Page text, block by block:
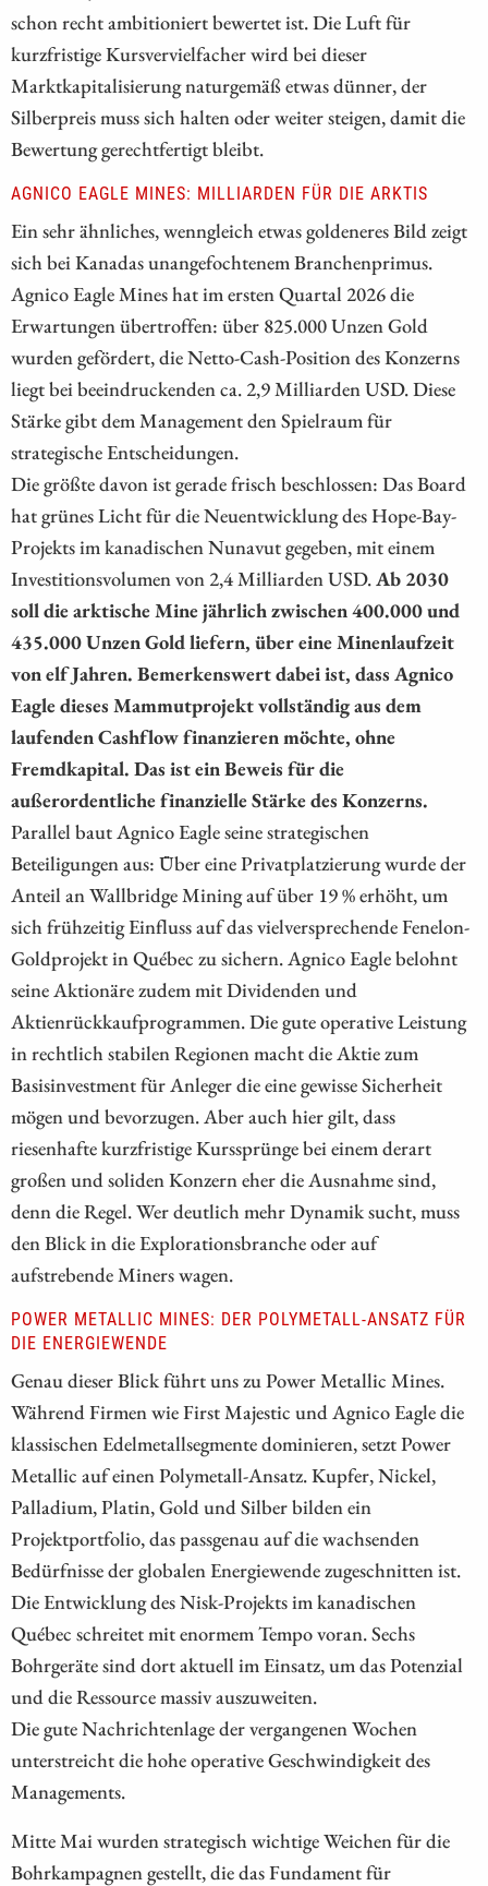
schon recht ambitioniert bewertet ist. Die Luft für
kurzfristige Kursvervielfacher wird bei dieser
Marktkapitalisierung naturgemäß etwas dünner, der
Silberpreis muss sich halten oder weiter steigen, damit die
Bewertung gerechtfertigt bleibt.
AGNICO EAGLE MINES: MILLIARDEN FÜR DIE ARKTIS
Ein sehr ähnliches, wenngleich etwas goldeneres Bild zeigt
sich bei Kanadas unangefochtenem Branchenprimus.
Agnico Eagle Mines hat im ersten Quartal 2026 die
Erwartungen übertroffen: über 825.000 Unzen Gold
wurden gefördert, die Netto-Cash-Position des Konzerns
liegt bei beeindruckenden ca. 2,9 Milliarden USD. Diese
Stärke gibt dem Management den Spielraum für
strategische Entscheidungen.
Die größte davon ist gerade frisch beschlossen: Das Board
hat grünes Licht für die Neuentwicklung des Hope-Bay-
Projekts im kanadischen Nunavut gegeben, mit einem
Investitionsvolumen von 2,4 Milliarden USD. Ab 2030
soll die arktische Mine jährlich zwischen 400.000 und
435.000 Unzen Gold liefern, über eine Minenlaufzeit
von elf Jahren. Bemerkenswert dabei ist, dass Agnico
Eagle dieses Mammutprojekt vollständig aus dem
laufenden Cashflow finanzieren möchte, ohne
Fremdkapital. Das ist ein Beweis für die
außerordentliche finanzielle Stärke des Konzerns.
Parallel baut Agnico Eagle seine strategischen
Beteiligungen aus: Über eine Privatplatzierung wurde der
Anteil an Wallbridge Mining auf über 19 % erhöht, um
sich frühzeitig Einfluss auf das vielversprechende Fenelon-
Goldprojekt in Québec zu sichern. Agnico Eagle belohnt
seine Aktionäre zudem mit Dividenden und
Aktienrückkaufprogrammen. Die gute operative Leistung
in rechtlich stabilen Regionen macht die Aktie zum
Basisinvestment für Anleger die eine gewisse Sicherheit
mögen und bevorzugen. Aber auch hier gilt, dass
riesenhafte kurzfristige Kurssprünge bei einem derart
großen und soliden Konzern eher die Ausnahme sind,
denn die Regel. Wer deutlich mehr Dynamik sucht, muss
den Blick in die Explorationsbranche oder auf
aufstrebende Miners wagen.
POWER METALLIC MINES: DER POLYMETALL-ANSATZ FÜR
DIE ENERGIEWENDE
Genau dieser Blick führt uns zu Power Metallic Mines.
Während Firmen wie First Majestic und Agnico Eagle die
klassischen Edelmetallsegmente dominieren, setzt Power
Metallic auf einen Polymetall-Ansatz. Kupfer, Nickel,
Palladium, Platin, Gold und Silber bilden ein
Projektportfolio, das passgenau auf die wachsenden
Bedürfnisse der globalen Energiewende zugeschnitten ist.
Die Entwicklung des Nisk-Projekts im kanadischen
Québec schreitet mit enormem Tempo voran. Sechs
Bohrgeräte sind dort aktuell im Einsatz, um das Potenzial
und die Ressource massiv auszuweiten.
Die gute Nachrichtenlage der vergangenen Wochen
unterstreicht die hohe operative Geschwindigkeit des
Managements.
Mitte Mai wurden strategisch wichtige Weichen für die
Bohrkampagnen gestellt, die das Fundament für